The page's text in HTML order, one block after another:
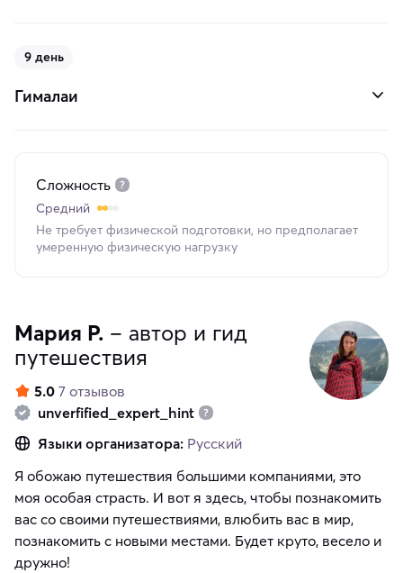
9 день
Гималаи
Сложность
Средний
Не требует физической подготовки, но предполагает
умеренную физическую нагрузку
Мария Р. – автор и гид
путешествия
5.0 7 отзывов
unverfified_expert_hint
Языки организатора: Русский
Я обожаю путешествия большими компаниями, это
моя особая страсть. И вот я здесь, чтобы познакомить
вас со своими путешествиями, влюбить вас в мир,
познакомить с новыми местами. Будет круто, весело и
дружно!